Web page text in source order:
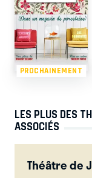
PROCHAINEMENT
LES PLUS DES
ASSOCIÉS
Théâtre de